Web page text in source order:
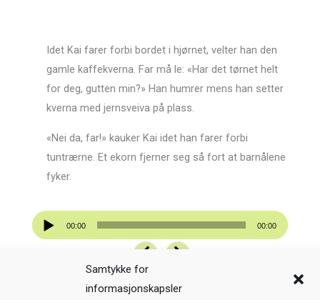
Samtykke for
informasjonskapsler
Idet Kai farer forbi bordet i hjørnet, velter han den
gamle kaffekverna. Far må le: «Har det tørnet helt
for deg, gutten min?» Han humrer mens han setter
kverna med jernsveiva på plass.
«Nei da, far!» kauker Kai idet han farer forbi
tuntrærne. Et ekorn fjerner seg så fort at barnålene
fyker.
Lydavspiller
00:00 00:00